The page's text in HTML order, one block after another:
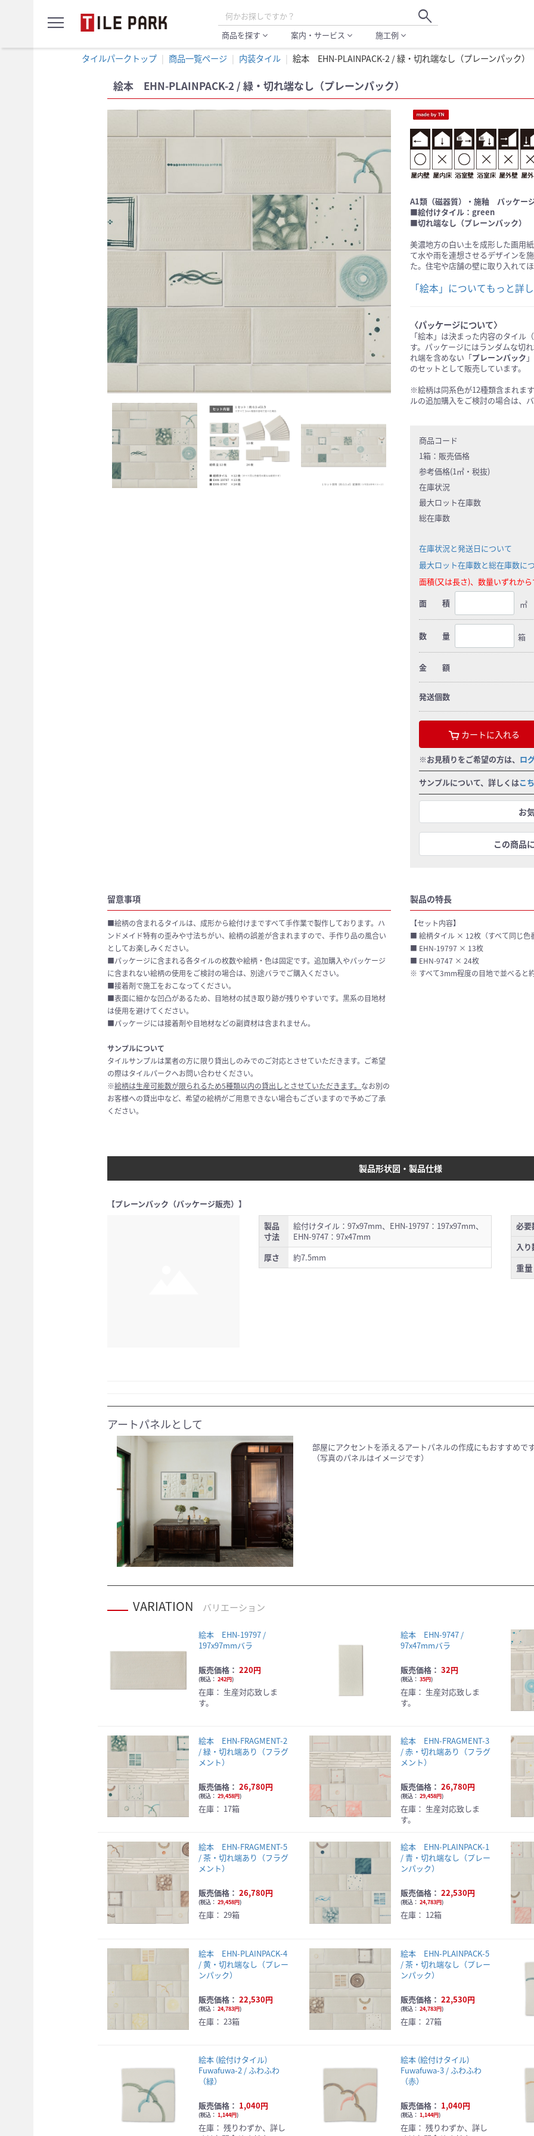
menu search
商品を探す expand_more 案内・サービス expand_more 施工例 expand_more
ン
プ
カ
タイルパークトップ 商品一覧ページ 内装タイル 絵本 EHN-PLAINPACK-2 / 緑・切れ端なし（プレーンパック）
絵本 EHN-PLAINPACK-2 / 緑・切れ端なし（プレーンパック）
A1類（磁器質）・施釉 パッケー
■絵付けタイル：green
■切れ端なし（プレーンパック）
美濃地方の白い土を成形した画用
て水や雨を連想させるデザインを
た。住宅や店舗の壁に取り入れて
〈パッケージについて〉
「絵本」は決まった内容のタイル
す。パッケージにはランダムな切
れ端を含めない「プレーンパック
のセットとして販売しています。
※絵柄は同系色が12種類含まれま
ルの追加購入をご検討の場合は、
商品コード
1箱： 販売価格
参考価格(1㎡・税抜)
在庫状況
最大ロット在庫数
総在庫数
在庫状況と発送日について
最大ロット在庫数と総在庫数に
面積(又は長さ)、数量いずれか
面 積
㎡
数 量 箱
金 額
発送個数
カートに入れる
※お見積りをご希望の方は、 ロ
サンプルについて、詳しくはこ
お
この商品
留意事項
■絵柄の含まれるタイルは、成形から絵付けまですべて手作業で製作しております。ハ
ンドメイド特有の歪みや寸法ちがい、絵柄の誤差が含まれますので、手作り品の風合い
としてお楽しみください。
■パッケージに含まれる各タイルの枚数や絵柄・色は固定です。追加購入やパッケージ
に含まれない絵柄の使用をご検討の場合は、別途バラでご購入ください。
■接着剤で施工をおこなってください。
■表面に細かな凹凸があるため、目地材の拭き取り跡が残りやすいです。黒系の目地材
は使用を避けてください。
■パッケージには接着剤や目地材などの副資材は含まれません。
サンプルについて
タイルサンプルは業者の方に限り貸出しのみでのご対応とさせていただきます。ご希望
の際はタイルパークへお問い合わせください。
※絵柄は生産可能数が限られるため5種類以内の貸出しとさせていただきます。 なお別の
お客様への貸出中など、希望の絵柄がご用意できない場合もございますので予めご了承
ください。
製品の特長
【セット内容】
■ 絵柄タイル × 12枚（すべて同じ色
■ EHN-19797 × 13枚
■ EHN-9747 × 24枚
※ すべて3mm程度の目地で並べると
製品形状図・製品仕様
【プレーンパック（パッケージ販売）】
製品
寸法
絵付けタイル：97x97mm、EHN-19797：197x97mm、
EHN-9747：97x47mm
厚さ
約7.5mm
必要
入り
重量
アートパネルとして
部屋にアクセントを添えるアートパネルの作成にもおすすめで
（写真のパネルはイメージです）
VARIATION バリエーション
絵本 EHN-19797 /
197x97mmバラ
販売価格：220円
(税込：242円)
在庫： 生産対応致しま
す。
絵本 EHN-9747 /
97x47mmバラ
販売価格： 32円
(税込： 35円)
在庫： 生産対応致しま
す。
絵本 EHN-FRAGMENT-2
/ 緑・切れ端あり（フラグ
メント）
販売価格：26,780円
(税込：29,458円)
在庫： 17箱
絵本 EHN-FRAGMENT-3
/ 赤・切れ端あり（フラグ
メント）
販売価格： 26,780円
(税込： 29,458円)
在庫： 生産対応致しま
す。
絵本 EHN-FRAGMENT-5
/ 茶・切れ端あり（フラグ
メント）
販売価格：26,780円
(税込：29,458円)
在庫：29箱
絵本 EHN-PLAINPACK-1
/ 青・切れ端なし（プレー
ンパック）
販売価格： 22,530円
(税込： 24,783円)
在庫： 12箱
絵本 EHN-PLAINPACK-4
/ 黄・切れ端なし（プレー
ンパック）
販売価格：22,530円
(税込：24,783円)
在庫：23箱
絵本 EHN-PLAINPACK-5
/ 茶・切れ端なし（プレー
ンパック）
販売価格： 22,530円
(税込： 24,783円)
在庫： 27箱
絵本 (絵付けタイル)
Fuwafuwa-2 / ふわふわ
（緑）
販売価格： 1,040円
(税込：1,144円)
在庫：残りわずか、詳し
絵本 (絵付けタイル)
Fuwafuwa-3 / ふわふわ
（赤）
販売価格： 1,040円
(税込： 1,144円)
在庫： 残りわずか、詳し